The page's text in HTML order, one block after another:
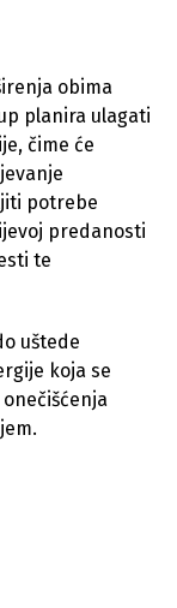
obima
planira ulagati
čime će
potrebe
predanosti
te
uštede
koja se